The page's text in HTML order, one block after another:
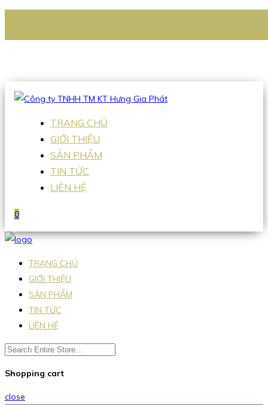
Hotline:0938 336 079
TRANG CHỦ
GIỚI THIỆU
SẢN PHẨM
TIN TỨC
LIÊN HỆ
0
TRANG CHỦ
GIỚI THIỆU
SẢN PHẨM
TIN TỨC
LIÊN HỆ
Shopping cart
close